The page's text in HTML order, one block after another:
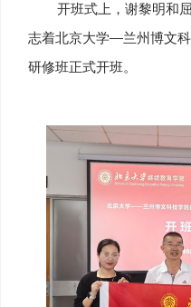
开班式上，谢黎明和
志着北京大学—兰州博文
研修班正式开班。